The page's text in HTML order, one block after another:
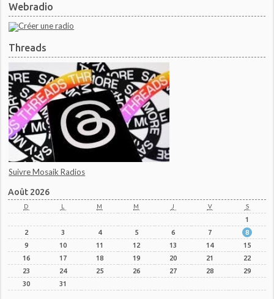
Webradio
Threads
Suivre Mosaik Radios
Août 2026
D L M M J V S
1
2
3 4 5 6 7
8
9
10 11 12 13 14
15
16
17 18 19 20 21
22
23
24 25 26 27 28
29
30
31